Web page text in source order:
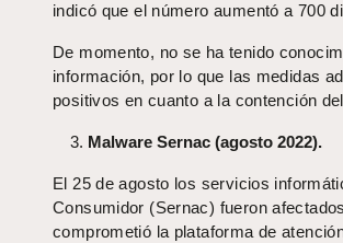
indicó que el número aumentó a 700
De momento, no se ha tenido
información, por lo que las medidas
positivos en cuanto a la contención
Malware Sernac (agosto 2022).
El 25 de agosto los servicios
Consumidor (Sernac) fueron
comprometió la plataforma de